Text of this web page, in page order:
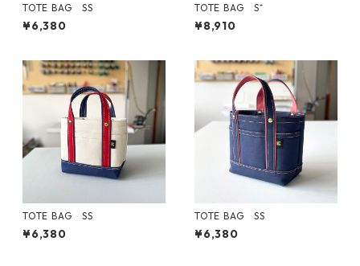
TOTE BAG SS
¥6,380
TOTE BAG S⁺
¥8,910
TOTE BAG SS
¥6,380
TOTE BAG SS
¥6,380